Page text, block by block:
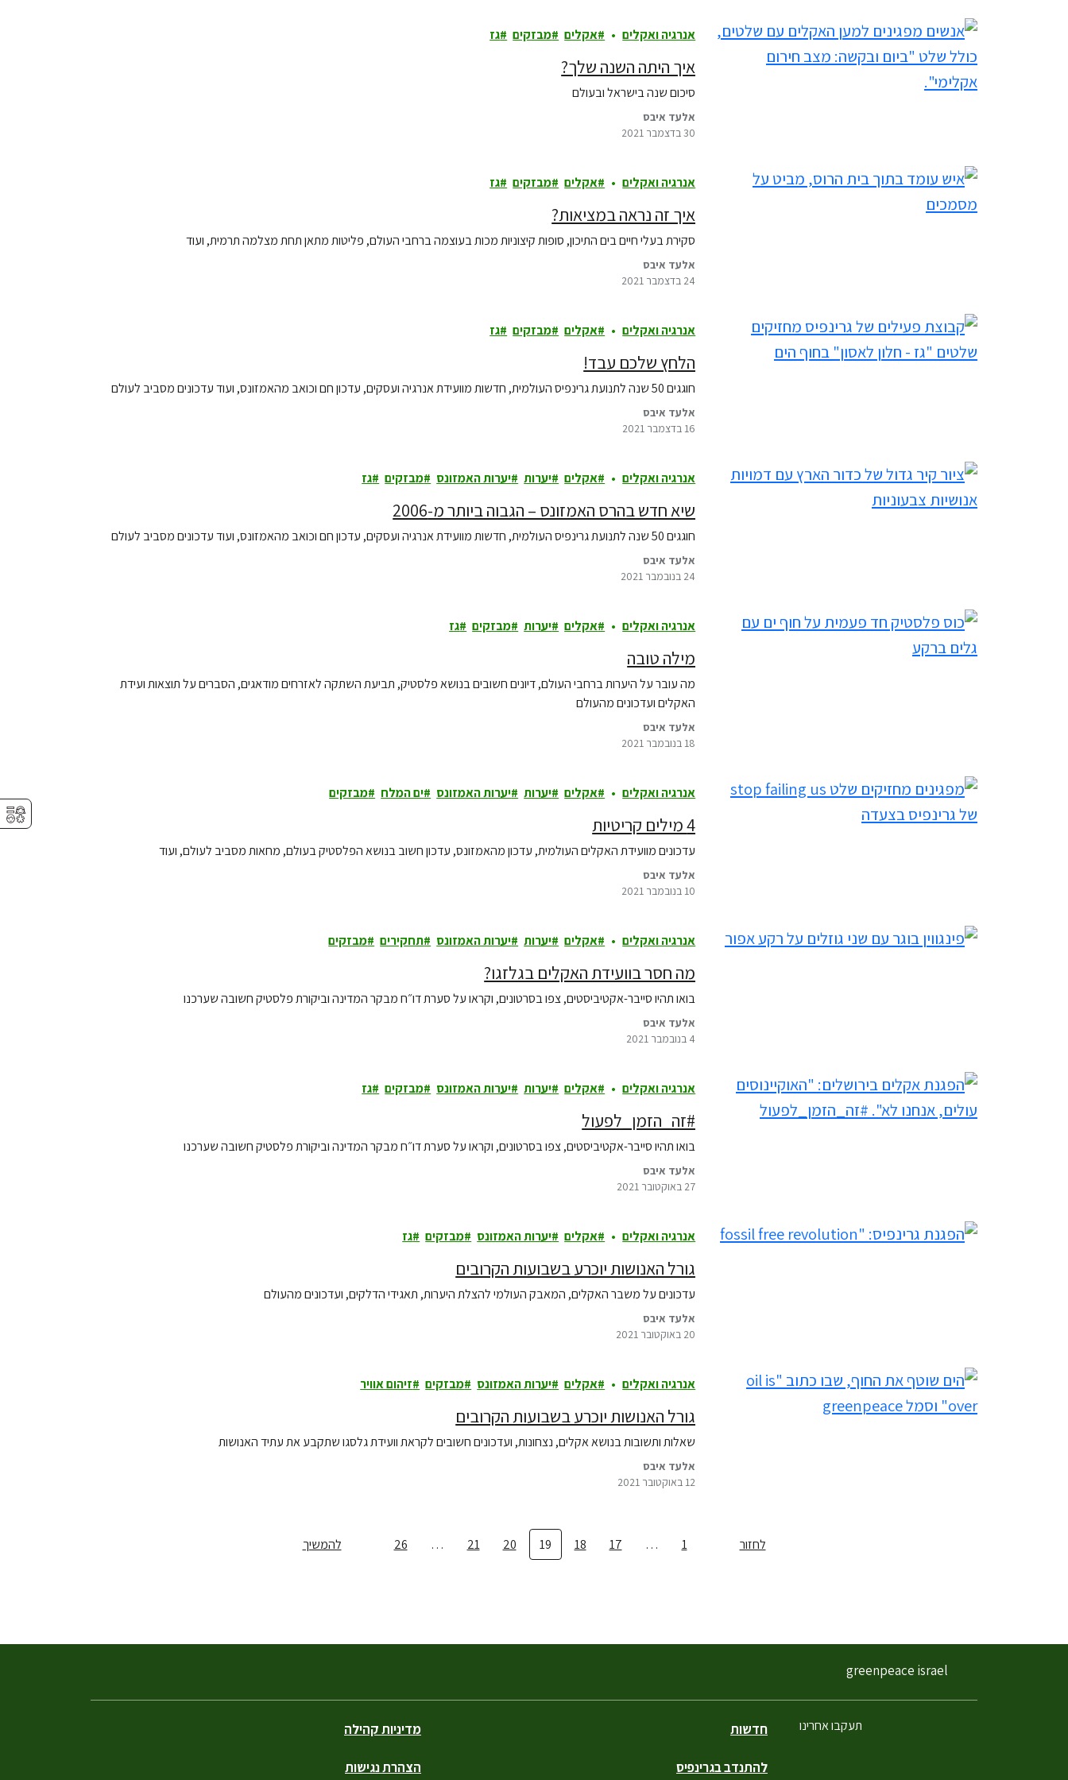
אנרגיה ואקלים אקלים מבזקים גז
איך היתה השנה שלך?
סיכום שנה בישראל ובעולם
אלעד איבס
30 בדצמבר 2021
אנרגיה ואקלים אקלים מבזקים גז
איך זה נראה במציאות?
סקירת בעלי חיים בים התיכון, סופות קיצוניות מכות בעוצמה ברחבי העולם, פליטות מתאן תחת מצלמה תרמית, ועוד
אלעד איבס
24 בדצמבר 2021
אנרגיה ואקלים אקלים מבזקים גז
הלחץ שלכם עבד!
חוגגים 50 שנה לתנועת גרינפיס העולמית, חדשות מוועידת אנרגיה ועסקים, עדכון חם וכואב מהאמזונס, ועוד עדכונים מסביב לעולם
אלעד איבס
16 בדצמבר 2021
אנרגיה ואקלים אקלים יערות יערות האמזונס מבזקים גז
שיא חדש בהרס האמזונס – הגבוה ביותר מ-2006
חוגגים 50 שנה לתנועת גרינפיס העולמית, חדשות מוועידת אנרגיה ועסקים, עדכון חם וכואב מהאמזונס, ועוד עדכונים מסביב לעולם
אלעד איבס
24 בנובמבר 2021
אנרגיה ואקלים אקלים יערות מבזקים גז
מילה טובה
מה עובר על היערות ברחבי העולם, דיונים חשובים בנושא פלסטיק, תביעת השתקה לאזרחים מודאגים, הסברים על תוצאות ועידת
האקלים ועדכונים מהעולם
אלעד איבס
18 בנובמבר 2021
אנרגיה ואקלים אקלים יערות יערות האמזונס ים המלח מבזקים
4 מילים קריטיות
עדכונים מוועידת האקלים העולמית, עדכון מהאמזונס, עדכון חשוב בנושא הפלסטיק בעולם, מחאות מסביב לעולם, ועוד
אלעד איבס
10 בנובמבר 2021
אנרגיה ואקלים אקלים יערות יערות האמזונס תחקירים מבזקים
מה חסר בוועידת האקלים בגלזגו?
בואו תהיו סייבר-אקטיביסטים, צפו בסרטונים, וקראו על סערת דו״ח מבקר המדינה וביקורת פלסטיק חשובה שערכנו
אלעד איבס
4 בנובמבר 2021
אנרגיה ואקלים אקלים יערות יערות האמזונס מבזקים גז
#זה_הזמן_לפעול
בואו תהיו סייבר-אקטיביסטים, צפו בסרטונים, וקראו על סערת דו״ח מבקר המדינה וביקורת פלסטיק חשובה שערכנו
אלעד איבס
27 באוקטובר 2021
אנרגיה ואקלים אקלים יערות האמזונס מבזקים גז
גורל האנושות יוכרע בשבועות הקרובים
עדכונים על משבר האקלים, המאבק העולמי להצלת היערות, תאגידי הדלקים, ועדכונים מהעולם
אלעד איבס
20 באוקטובר 2021
אנרגיה ואקלים אקלים יערות האמזונס מבזקים זיהום אוויר
גורל האנושות יוכרע בשבועות הקרובים
שאלות ותשובות בנושא אקלים, נצחונות, ועדכונים חשובים לקראת וועידת גלסגו שתקבע את עתיד האנושות
אלעד איבס
12 באוקטובר 2021
לחזור 1
…
17
18
19
20
21
…
26 להמשיך
תעקבו אחרינו חדשות
להתנדב בגרינפיס
מדיניות קהילה
הצהרת נגישות
⚥︎